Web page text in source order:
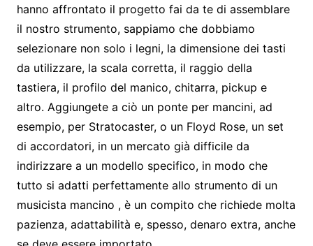
hanno affrontato il progetto fai da te di assemblare
il nostro strumento, sappiamo che dobbiamo
selezionare non solo i legni, la dimensione dei tasti
da utilizzare, la scala corretta, il raggio della
tastiera, il profilo del manico, chitarra, pickup e
altro. Aggiungete a ciò un ponte per mancini, ad
esempio, per Stratocaster, o un Floyd Rose, un set
di accordatori, in un mercato già difficile da
indirizzare a un modello specifico, in modo che
tutto si adatti perfettamente allo strumento di un
musicista mancino , è un compito che richiede molta
pazienza, adattabilità e, spesso, denaro extra, anche